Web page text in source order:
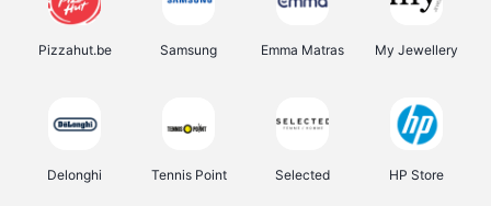
Pizzahut.be Samsung Emma Matras My Jewellery
Delonghi Tennis Point Selected HP Store